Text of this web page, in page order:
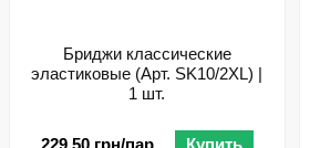
Бриджи классические
эластиковые (Арт. SK10/2XL) |
1 шт.
229.50 грн/пар. Купить